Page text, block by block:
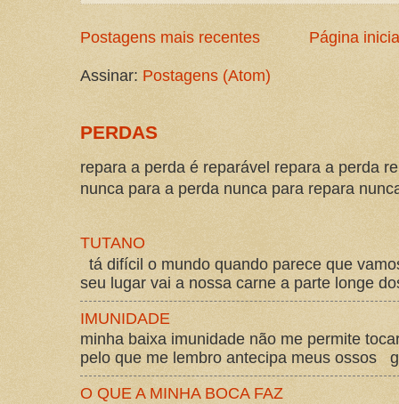
Postagens mais recentes Página
Assinar: Postagens (Atom)
PERDAS
repara a perda é reparável repara a perda
nunca para a perda nunca para repara
TUTANO
tá difícil o mundo quando parece que
seu lugar vai a nossa carne a parte longe
IMUNIDADE
minha baixa imunidade não me permite
pelo que me lembro antecipa meus ossos
O QUE A MINHA BOCA FAZ